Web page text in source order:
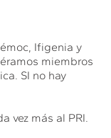
Ifigenia y
miembros
SI no hay
vez más al PRI.